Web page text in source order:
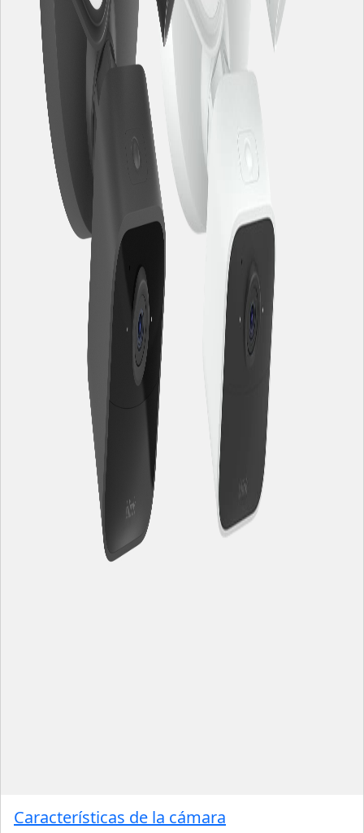
Características de la cámara